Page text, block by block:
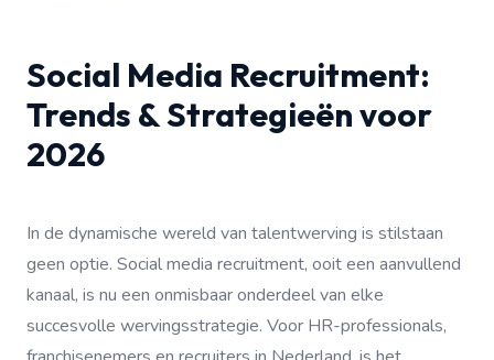
Social Media Recruitment:
Trends & Strategieën voor
2026
In de dynamische wereld van talentwerving is stilstaan
geen optie. Social media recruitment, ooit een aanvullend
kanaal, is nu een onmisbaar onderdeel van elke
succesvolle wervingsstrategie. Voor HR-professionals,